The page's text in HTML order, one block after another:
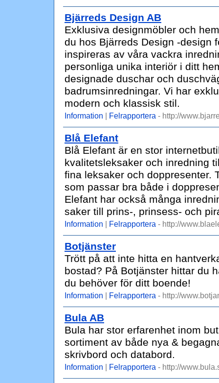
Bjärreds Design AB
Exklusiva designmöbler och
du hos Bjärreds Design -design
inspireras av våra vackra
personliga unika interiör i ditt
designade duschar och
badrumsinredningar. Vi har
modern och klassisk stil.
Information | Felrapportera - http://
Blå Elefant
Blå Elefant är en stor
kvalitetsleksaker och inredning
fina leksaker och doppresenter.
som passar bra både i
Elefant har också många
saker till prins-, prinsess- och
Information | Felrapportera - http://
Botjänster
Trött på att inte hitta en
bostad? På Botjänster hittar du
du behöver för ditt boende!
Information | Felrapportera - http://
Bula AB
Bula har stor erfarenhet inom
sortiment av både nya &
skrivbord och databord.
Information | Felrapportera - http://